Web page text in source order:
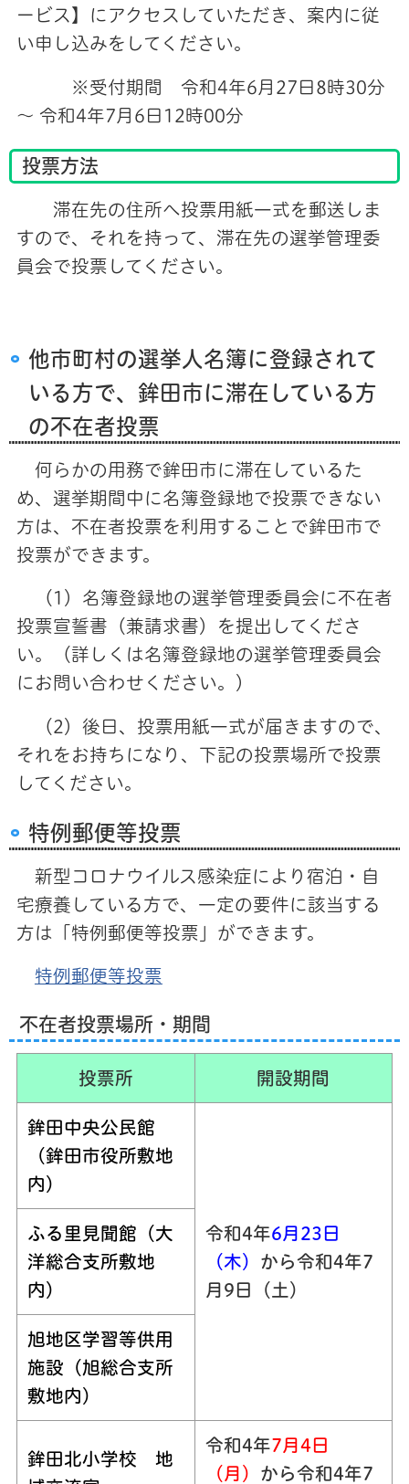
ービス】にアクセスしていただき、案内に従
い申し込みをしてください。
※受付期間 令和4年6月27日8時30分
～ 令和4年7月6日12時00分
投票方法
滞在先の住所へ投票用紙一式を郵送しま
すので、それを持って、滞在先の選挙管理委
員会で投票してください。
他市町村の選挙人名簿に登録されて
いる方で、鉾田市に滞在している方
の不在者投票
何らかの用務で鉾田市に滞在しているた
め、選挙期間中に名簿登録地で投票できない
方は、不在者投票を利用することで鉾田市で
投票ができます。
（1）名簿登録地の選挙管理委員会に不在者
投票宣誓書（兼請求書）を提出してくださ
い。（詳しくは名簿登録地の選挙管理委員会
にお問い合わせください。）
（2）後日、投票用紙一式が届きますので、
それをお持ちになり、下記の投票場所で投票
してください。
特例郵便等投票
新型コロナウイルス感染症により宿泊・自
宅療養している方で、一定の要件に該当する
方は「特例郵便等投票」ができます。
特例郵便等投票
不在者投票場所・期間
投票所 開設期間
鉾田中央公民館
（鉾田市役所敷地
内）
令和4年6月23日
（木） から令和4年7
月9日（土）
ふる里見聞館（大
洋総合支所敷地
内）
旭地区学習等供用
施設（旭総合支所
敷地内）
鉾田北小学校 地
令和4年7月4日
（月） から令和4年7